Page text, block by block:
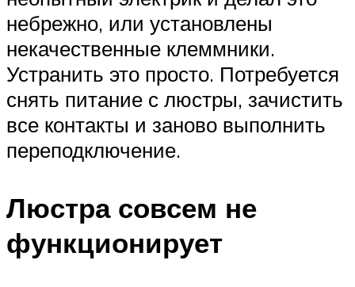
небрежно, или установлены
некачественные клеммники.
Устранить это просто. Потребуется
снять питание с люстры, зачистить
все контакты и заново выполнить
переподключение.
Люстра совсем не
функционирует